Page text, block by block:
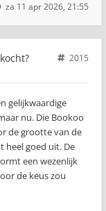
za 11 apr 2026, 21:55
2015
gelijkwaardige
nu. Die Bookoo
de grootte van de
heel goed uit. De
een wezenlijk
de keus zou